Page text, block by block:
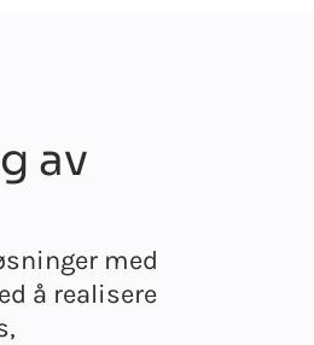
av
med
å realisere